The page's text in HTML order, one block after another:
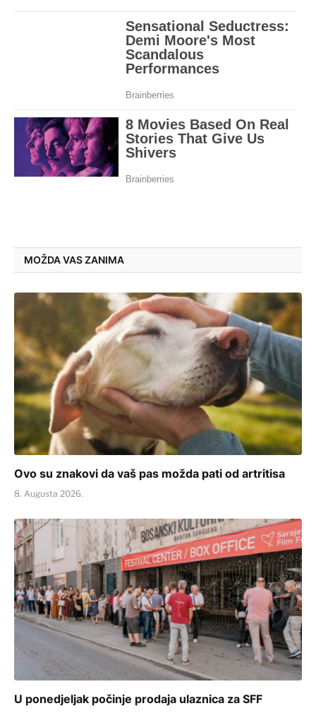
MOŽDA VAS ZANIMA
Ovo su znakovi da vaš pas možda pati od artritisa
8. Augusta 2026.
U ponedjeljak počinje prodaja ulaznica za SFF